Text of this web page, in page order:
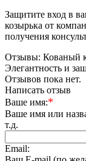
Защитите вход в
козырька от
получения
Отзывы: Кованый
Элегантность и
Отзывов пока нет.
Написать отзыв
Ваше имя:*
Ваше имя или
т.д.
Email: